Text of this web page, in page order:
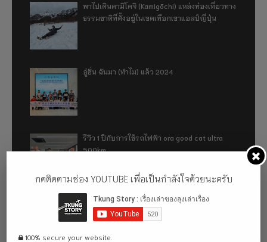
พาไปเดินคามิโคจิ (Kamigōchi) แหล่งท่องเที่ยวทาง
ธรรมชาติที่ตั้งอยู่ในเขตเทือกเขาแอลป์ญี่ปุ่น
อู่ฮั่น ฉันมา (ทำไม) แล้ว 2024
รีวิว 1 ปีกับการใช้รถไฟฟ้า ora good cat ultra
500km
เที่ยวฮ่องกง จะหลงได้ยังไง EP2
กดติดตามช่อง YOUTUBE เพื่อเป็นกำลังใจด้วยนะครับ
100% secure your website.